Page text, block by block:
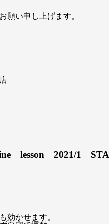
願い申し上げます。
lesson 2021/1
効かせます。